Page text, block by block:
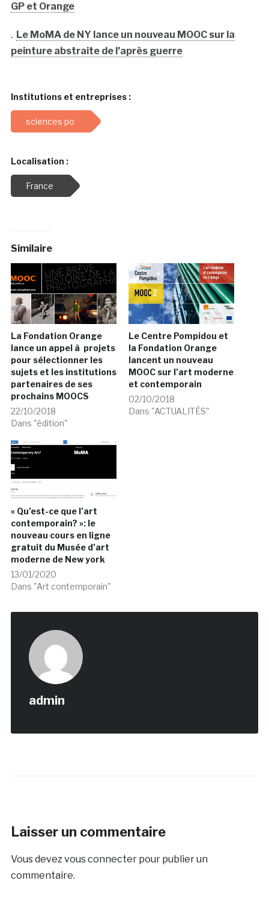
GP et Orange
. Le MoMA de NY lance un nouveau MOOC sur la
peinture abstraite de l’après guerre
Institutions et entreprises :
sciences po
Localisation :
France
Similaire
La Fondation Orange
lance un appel à projets
pour sélectionner les
sujets et les institutions
partenaires de ses
prochains MOOCS
22/10/2018
Dans "édition"
Le Centre Pompidou et
la Fondation Orange
lancent un nouveau
MOOC sur l’art moderne
et contemporain
02/10/2018
Dans "ACTUALITÉS"
« Qu’est-ce que l’art
contemporain? »: le
nouveau cours en ligne
gratuit du Musée d’art
moderne de New york
13/01/2020
Dans "Art contemporain"
admin
Laisser un commentaire
Vous devezvous connecterpour publier un
commentaire.